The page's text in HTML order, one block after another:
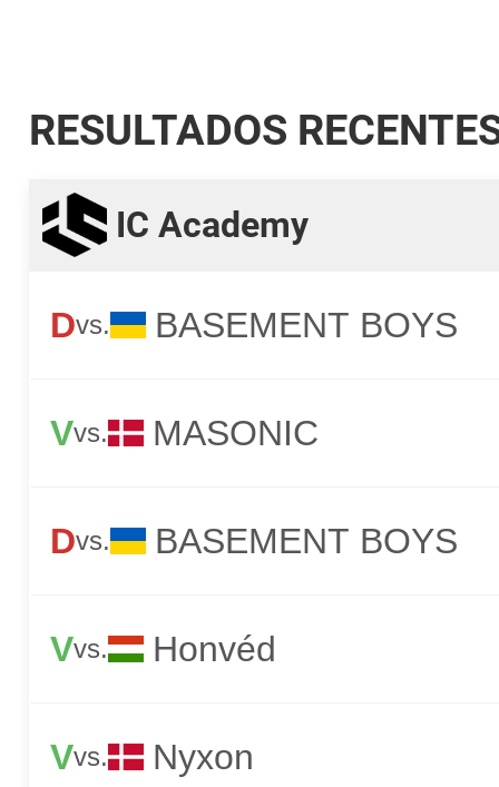
RESULTADOS
IC Academy
Dvs. BASEMENT BOYS
Vvs. MASONIC
Dvs. BASEMENT BOYS
Vvs. Honvéd
Vvs. Nyxon